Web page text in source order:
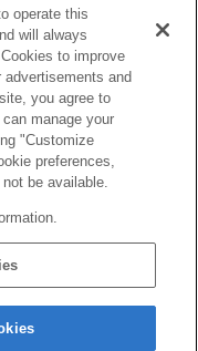
効果）
operate this
will always
to improve
and
you agree to
manage your
"Customize
preferences,
be available.